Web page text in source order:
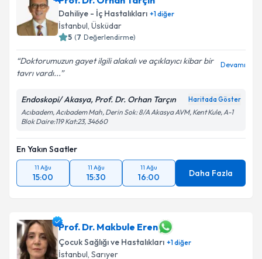
bilgilendireceğiz.
E-posta Adresiniz
Metni'ni okudum ve kişisel verilerimin belirtilen
kapsamda işlenmesini kabul ediyorum.
Dahiliye - İç Hastalıkları +1diğer
İstanbul, Üsküdar
5 (7 Değerlendirme)
Doktorumuzun gayet ilgili alakalı ve açıklayıcı kibar bir
tavrı vardı...
Devamı
Endoskopi/ Akasya, Prof. Dr. Orhan Tarçın Haritada Göster
Acıbadem, Acıbadem Mah, Derin Sok: 8/A Akasya AVM, Kent Kule, A-1
Blok Daire:119 Kat:23, 34660
En Yakın Saatler
11 Ağu
15:00
11 Ağu
15:30
11 Ağu
16:00 Daha Fazla
Prof. Dr. Makbule Eren
Çocuk Sağlığı ve Hastalıkları +1diğer
İstanbul, Sarıyer